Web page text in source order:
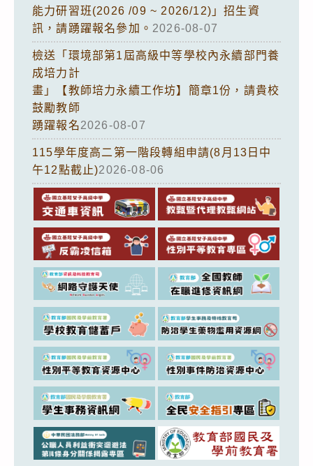
能力研習班(2026 /09 ~ 2026/12)」招生資
訊，請踴躍報名參加。 2026-08-07
檢送「環境部第1屆高級中等學校內永續部門養
成培力計
畫」【教師培力永續工作坊】簡章1份，請貴校
鼓勵教師
踴躍報名2026-08-07
115學年度高二第一階段轉組申請(8月13日中
午12點截止)2026-08-06